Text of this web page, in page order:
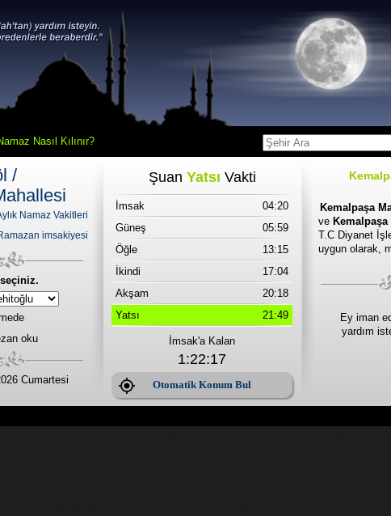
Nasıl Kılınır?
/
Namaz Vakitleri
imsakiyesi
oku
Cumartesi
Şuan Yatsı Vakti
İmsak
04:20
Güneş
05:59
Öğle
13:15
İkindi
17:04
Akşam
20:18
Yatsı
21:49
İmsak'a Kalan
1:22:17
Otomatik Konum Bul
Kemalpaşa
ve
T.C Diyanet
uygun olarak,
Ey iman
yardım